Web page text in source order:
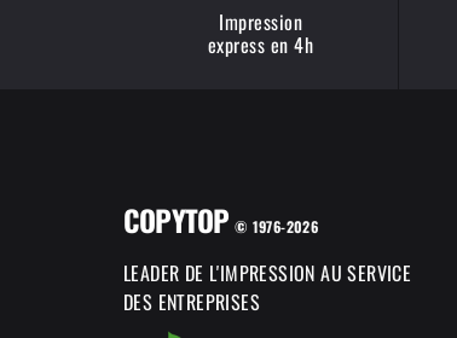
Impression
express en 4h
COPYTOP © 1976-2026
LEADER DE L'IMPRESSION AU SERVICE
DES ENTREPRISES